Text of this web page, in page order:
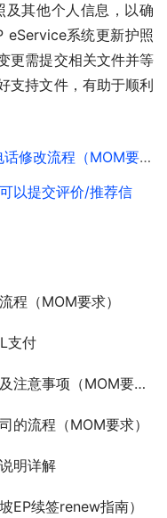
及其他个人信息，以确
eService系统更新护照
更需提交相关文件并等
支持文件，有助于顺利
改流程（MOM要求）
以提交评价/推荐信
程（MOM要求）
支付
意事项（MOM要求）
的流程（MOM要求）
明详解
EP续签renew指南）